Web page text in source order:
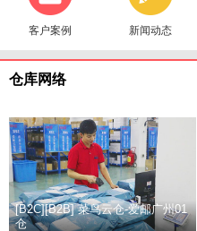
客户案例 新闻动态
仓库网络
[B2C][B2B] 菜鸟云仓-爱邮广州01
仓